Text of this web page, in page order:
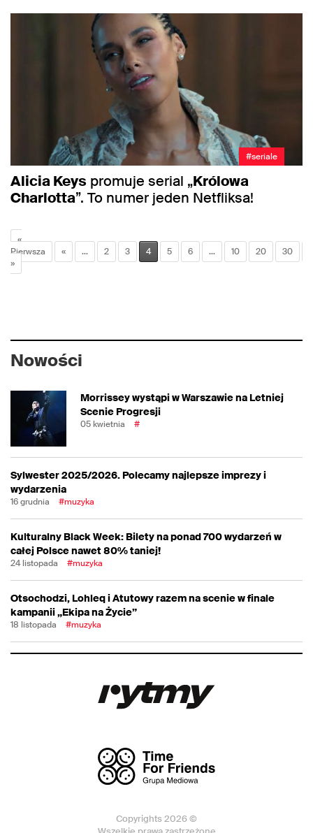
#seriale
Alicia Keys promuje serial „Królowa
Charlotta”. To numer jeden Netfliksa!
«
Pierwsza
« ... 2 3 4 5 6 ... 10 20 30
»
Nowości
Morrissey wystąpi w Warszawie na Letniej
Scenie Progresji
05 kwietnia #
Sylwester 2025/2026. Polecamy najlepsze imprezy i
wydarzenia
16 grudnia #muzyka
Kulturalny Black Week: Bilety na ponad 700 wydarzeń w
całej Polsce nawet 80% taniej!
24 listopada #muzyka
Otsochodzi, Lohleq i Atutowy razem na scenie w finale
kampanii „Ekipa na Życie”
18 listopada #muzyka
Copyrights 2026 ©